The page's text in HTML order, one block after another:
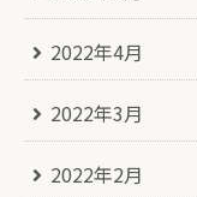
2022年4月
2022年3月
2022年2月